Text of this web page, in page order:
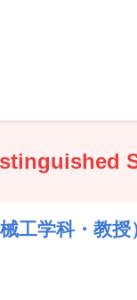
工学科・教授